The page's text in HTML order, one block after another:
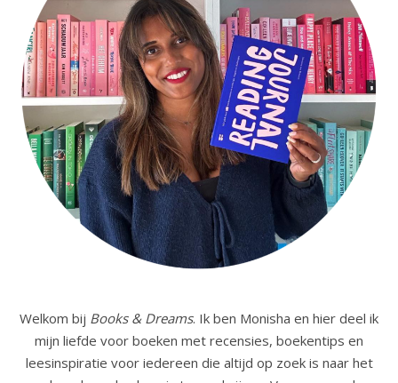
Welkom bij Books & Dreams. Ik ben Monisha en hier deel ik
mijn liefde voor boeken met recensies, boekentips en
leesinspiratie voor iedereen die altijd op zoek is naar het